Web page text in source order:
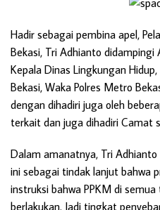
Hadir sebagai pembina apel,
Bekasi, Tri Adhianto didampingi
Kepala Dinas Lingkungan
Bekasi, Waka Polres Metro
dengan dihadiri juga oleh
terkait dan juga dihadiri Camat
Dalam amanatnya, Tri
ini sebagai tindak lanjut bahwa
instruksi bahwa PPKM di
berlakukan. Jadi tingkat